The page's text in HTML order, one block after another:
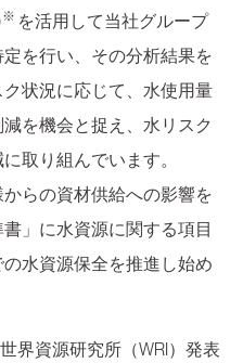
※ を活用して当社グループ
を行い、その分析結果を
状況に応じて、水使用量
を機会と捉え、水リスク
取り組んでいます。
らの資材供給への影響を
」に水資源に関する項目
水資源保全を推進し始め
界資源研究所（WRI）発表